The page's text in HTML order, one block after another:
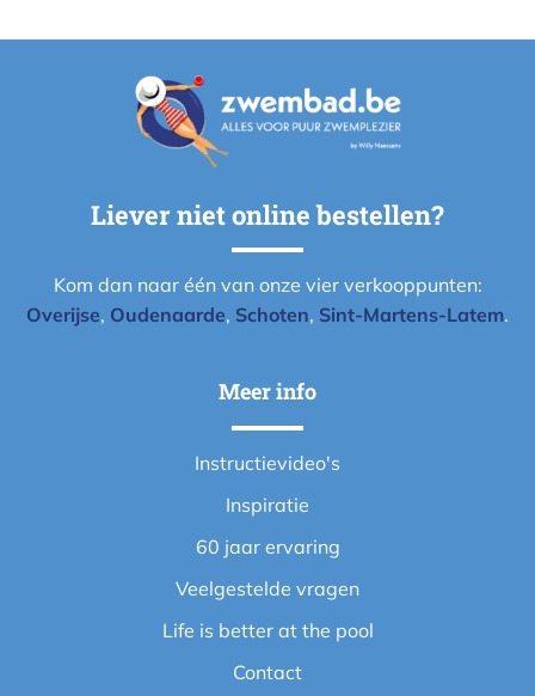
Liever niet online bestellen?
Kom dan naar één van onze vier verkooppunten:
Overijse, Oudenaarde, Schoten, Sint-Martens-Latem.
Meer info
Instructievideo's
Inspiratie
60 jaar ervaring
Veelgestelde vragen
Life is better at the pool
Contact